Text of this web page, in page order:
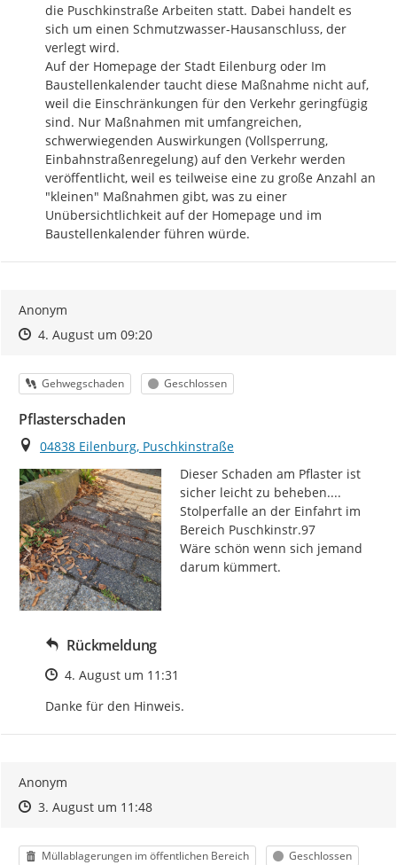
die Puschkinstraße Arbeiten statt. Dabei handelt es
sich um einen Schmutzwasser-Hausanschluss, der
verlegt wird.
Auf der Homepage der Stadt Eilenburg oder Im
Baustellenkalender taucht diese Maßnahme nicht auf,
weil die Einschränkungen für den Verkehr geringfügig
sind. Nur Maßnahmen mit umfangreichen,
schwerwiegenden Auswirkungen (Vollsperrung,
Einbahnstraßenregelung) auf den Verkehr werden
veröffentlicht, weil es teilweise eine zu große Anzahl an
"kleinen" Maßnahmen gibt, was zu einer
Unübersichtlichkeit auf der Homepage und im
Baustellenkalender führen würde.
Anonym
Zeitpunkt des Erstellens
Zeitpunkt des Erstellens
4. August um 09:20Zur Äußerung
Kategorie
Gehwegschaden Status
Geschlossen
Pflasterschaden
Ort
04838 Eilenburg, Puschkinstraße
Dieser Schaden am Pflaster ist
sicher leicht zu beheben....
Stolperfalle an der Einfahrt im
Bereich Puschkinstr.97
Wäre schön wenn sich jemand
darum kümmert.
Rückmeldung
Zeitpunkt des Erstellens
4. August um 11:31
Danke für den Hinweis.
Anonym
Zeitpunkt des Erstellens
Zeitpunkt des Erstellens
3. August um 11:48Zur Äußerung
Kategorie
Müllablagerungen im öffentlichen Bereich Status
Geschlossen